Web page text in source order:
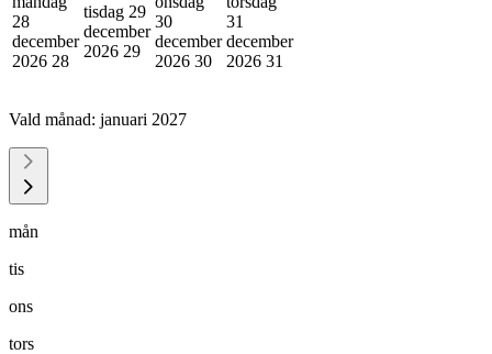
28
december
2026 28
tisdag 29
december
2026 29
30
december
2026 30
31
december
2026 31
Vald månad: januari 2027
mån
tis
ons
tors